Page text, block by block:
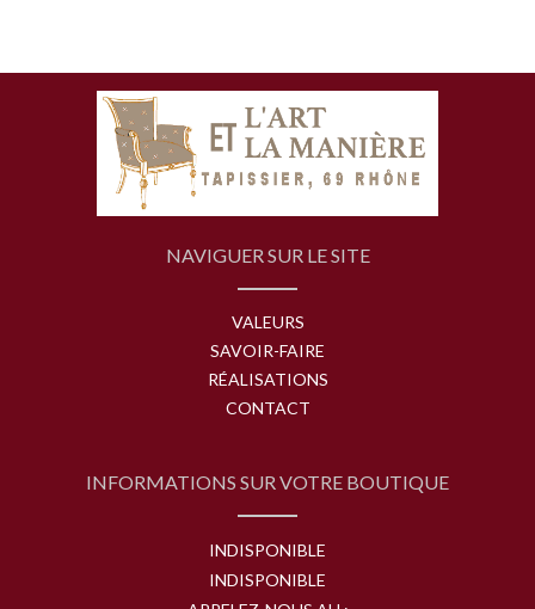
NAVIGUER SUR LE SITE
VALEURS
SAVOIR-FAIRE
RÉALISATIONS
CONTACT
INFORMATIONS SUR VOTRE BOUTIQUE
INDISPONIBLE
INDISPONIBLE